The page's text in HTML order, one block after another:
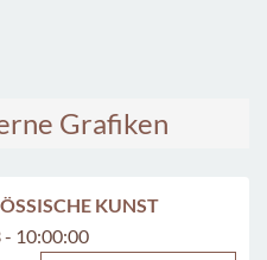
Grafiken
KUNST
- 10:00:00